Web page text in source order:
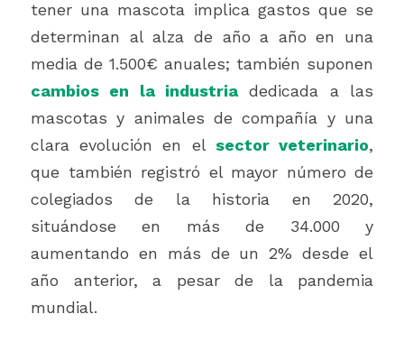
tener una mascota implica gastos que se
determinan al alza de año a año en una
cambios en la industria dedicada a las
mascotas y animales de compañía y una
clara evolución en el sector veterinario,
que también registró el mayor número de
colegiados de la historia en 2020,
situándose en más de 34.000 y
aumentando en más de un 2% desde el
año anterior, a pesar de la pandemia
mundial.